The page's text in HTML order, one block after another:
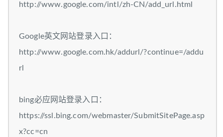
http://www.google.com/intl/zh-CN/add_url.html
Google英文网站登录入口：
http://www.google.com.hk/addurl/?continue=/addu
rl
bing必应网站登录入口：
https://ssl.bing.com/webmaster/SubmitSitePage.asp
x?cc=cn